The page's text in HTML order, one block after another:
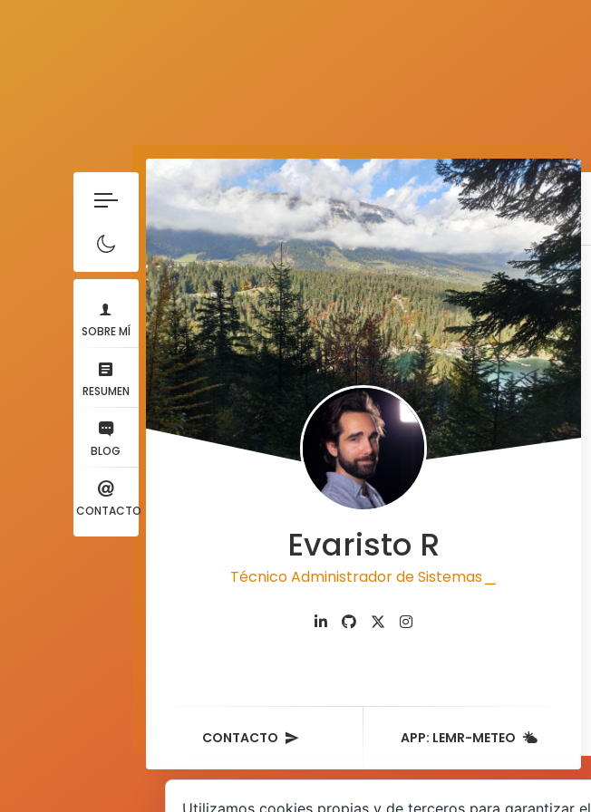
SOBRE MÍ
RESUMEN
BLOG
CONTACTO
Evaristo R
Técnico Administrador de Sistemas |
CONTACTO APP: LEMR-METEO
Utilizamos cookies propias y de terceros para garantizar el